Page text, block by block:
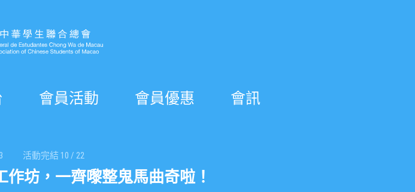
會員活動 會員優惠 會訊
活動完結 10 / 22
作坊，一齊嚟整鬼馬曲奇啦！